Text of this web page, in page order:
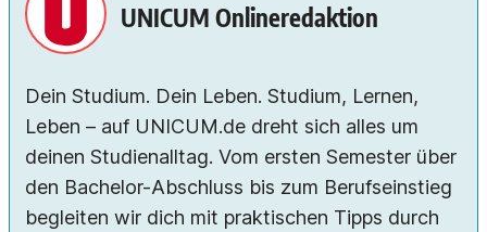
UNICUM Onlineredaktion
Dein Studium. Dein Leben. Studium, Lernen,
Leben – auf UNICUM.de dreht sich alles um
deinen Studienalltag. Vom ersten Semester über
den Bachelor-Abschluss bis zum Berufseinstieg
begleiten wir dich mit praktischen Tipps durch